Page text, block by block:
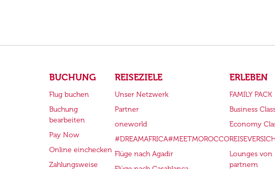
BUCHUNG
Flug buchen
Buchung
bearbeiten
Pay Now
Online einchecken
Zahlungsweise
REISEZIELE
Unser Netzwerk
Partner
oneworld
#DREAMAFRICA#MEETMOROCCO
Flüge nach Agadir
ERLEBEN
FAMILY PACK
Business
Economy
Lounges von
partnern